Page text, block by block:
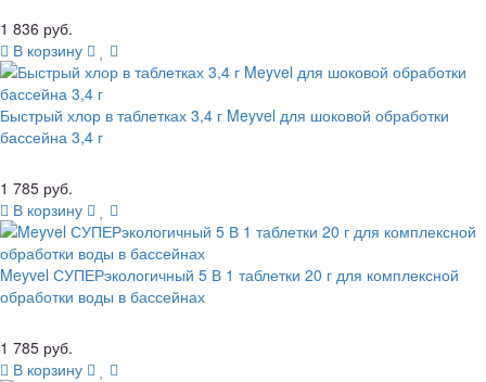
1 836 руб.
В корзину
Быстрый хлор в таблетках 3,4 г Meyvel для шоковой обработки
бассейна 3,4 г
1 785 руб.
В корзину
Meyvel СУПЕРэкологичный 5 В 1 таблетки 20 г для комплексной
обработки воды в бассейнах
1 785 руб.
В корзину